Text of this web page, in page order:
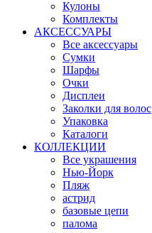
Кулоны
Комплекты
АКСЕССУАРЫ
Все аксессуары
Сумки
Шарфы
Очки
Дисплеи
Заколки для волос
Упаковка
Каталоги
КОЛЛЕКЦИИ
Все украшения
Нью-Йорк
Пляж
астрид
базовые цепи
палома